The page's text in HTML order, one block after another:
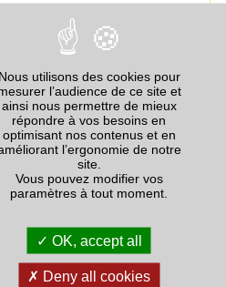
élevé)
rapport à
pour
Nous utilisons des cookies pour
l’audience de ce site et
ainsi nous permettre de mieux
répondre à vos besoins en
optimisant nos contenus et en
l’ergonomie de notre
site.
Vous pouvez modifier vos
paramètres à tout moment.
OK, accept all
Deny all cookies